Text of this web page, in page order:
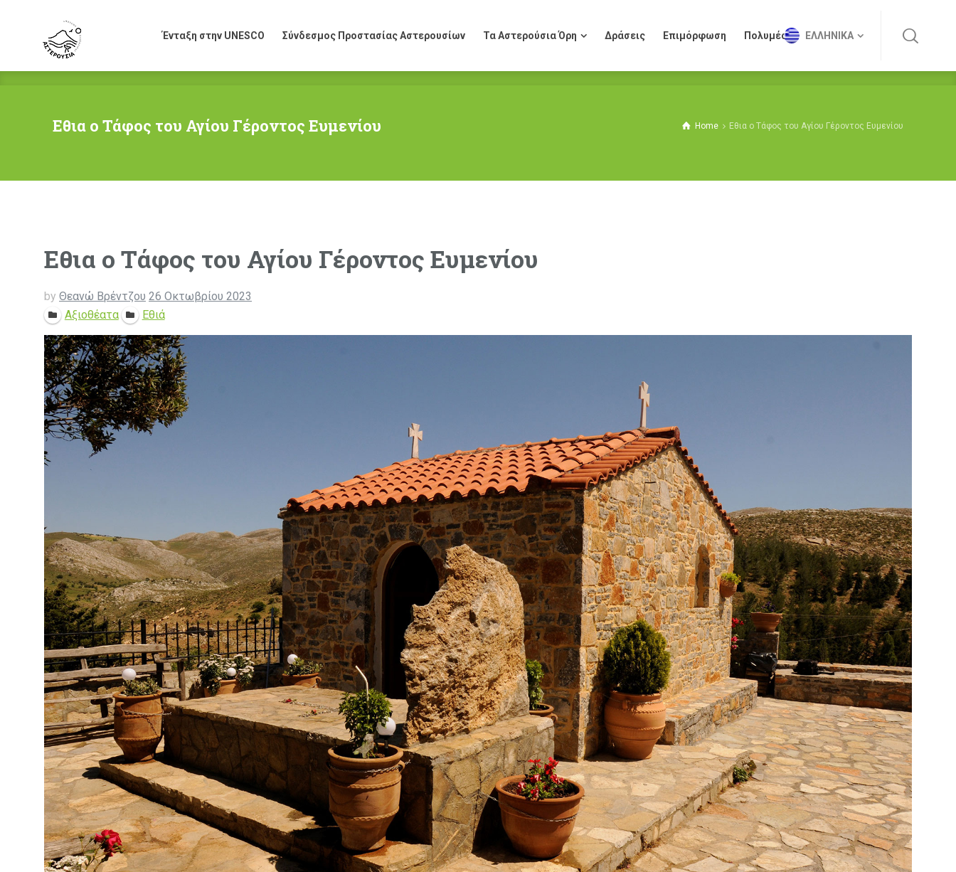
Ένταξη στην UNESCO Σύνδεσμος Προστασίας Αστερουσίων Τα Αστερούσια Όρη Δράσεις Επιμόρφωση Πολυμέσα ΕΛΛΗΝΙΚΆ
Εθια ο Τάφος του Αγίου Γέροντος Ευμενίου Home Εθια ο Τάφος του Αγίου Γέροντος Ευμενίου
Εθια ο Τάφος του Αγίου Γέροντος Ευμενίου
by Θεανώ Βρέντζου 26 Οκτωβρίου 2023
Αξιοθέατα
Εθιά